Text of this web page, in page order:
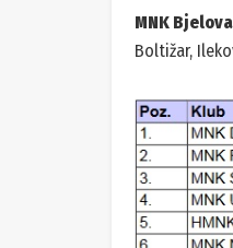
MNK
Boltižar,